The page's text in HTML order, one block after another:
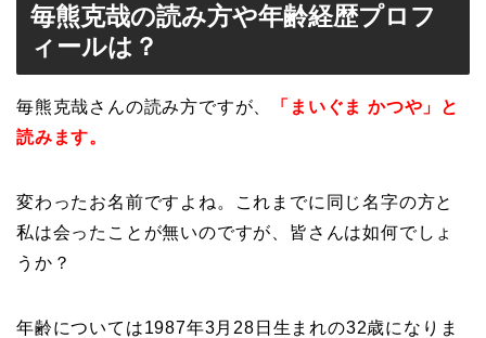
毎熊克哉の読み方や年齢経歴プロフ
ィールは？
毎熊克哉さんの読み方ですが、
「まいぐま かつや」と
読みます。
変わったお名前ですよね。これまでに同じ名字の方と
私は会ったことが無いのですが、皆さんは如何でしょ
うか？
年齢については1987年3月28日生まれの32歳になりま